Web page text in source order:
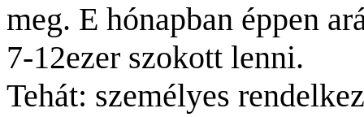
meg. E hónapban éppen
7-12ezer szokott lenni.
Tehát: személyes